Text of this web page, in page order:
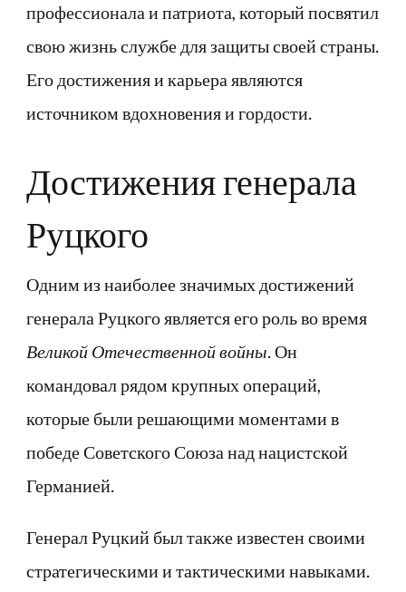
профессионала и патриота, который посвятил
свою жизнь службе для защиты своей страны.
Его достижения и карьера являются
источником вдохновения и гордости.
Достижения генерала
Руцкого
Одним из наиболее значимых достижений
генерала Руцкого является его роль во время
Великой Отечественной войны. Он
командовал рядом крупных операций,
которые были решающими моментами в
победе Советского Союза над нацистской
Германией.
Генерал Руцкий был также известен своими
стратегическими и тактическими навыками.